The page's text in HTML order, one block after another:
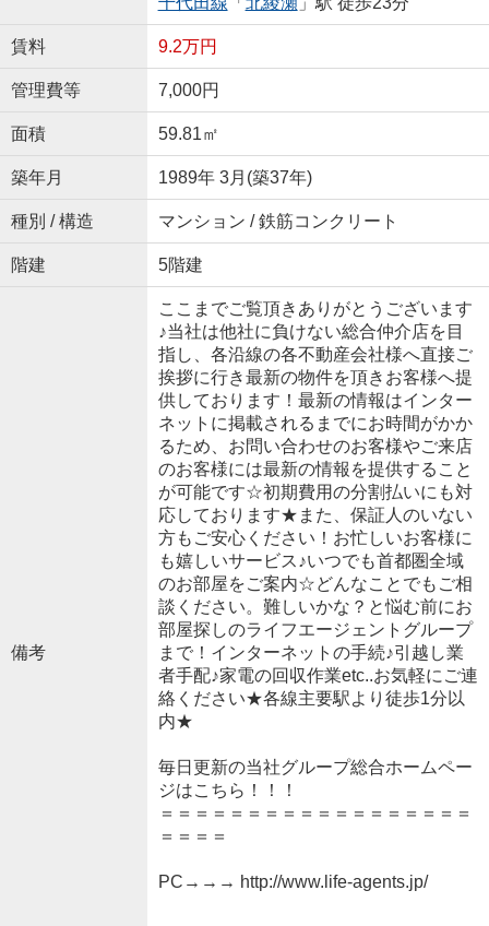
賃料 9.2万円
管理費等 7,000円
面積 59.81㎡
築年月 1989年 3月(築37年)
種別 / 構造 マンション / 鉄筋コンクリート
階建 5階建
備考
ここまでご覧頂きありがとうございます
♪当社は他社に負けない総合仲介店を目
指し、各沿線の各不動産会社様へ直接ご
挨拶に行き最新の物件を頂きお客様へ提
供しております！最新の情報はインター
ネットに掲載されるまでにお時間がかか
るため、お問い合わせのお客様やご来店
のお客様には最新の情報を提供すること
が可能です☆初期費用の分割払いにも対
応しております★また、保証人のいない
方もご安心ください！お忙しいお客様に
も嬉しいサービス♪いつでも首都圏全域
のお部屋をご案内☆どんなことでもご相
談ください。難しいかな？と悩む前にお
部屋探しのライフエージェントグループ
まで！インターネットの手続♪引越し業
者手配♪家電の回収作業etc..お気軽にご連
絡ください★各線主要駅より徒歩1分以
内★
毎日更新の当社グループ総合ホームペー
ジはこちら！！！
＝＝＝＝＝＝＝＝＝＝＝＝＝＝＝＝＝＝
＝＝＝＝
PC→→→ http://www.life-agents.jp/